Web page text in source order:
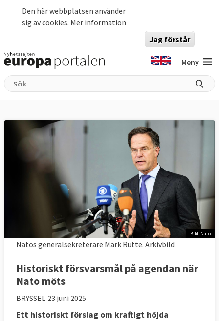
Den här webbplatsen använder
sig av cookies. Mer information
Jag förstår
Meny
Bild: Nato
Natos generalsekreterare Mark Rutte. Arkivbild.
Historiskt försvarsmål på agendan när
Nato möts
BRYSSEL 23 juni 2025
Ett historiskt förslag om kraftigt höjda